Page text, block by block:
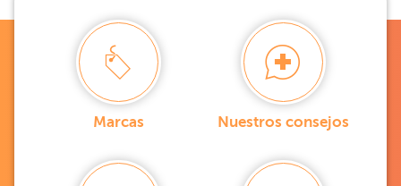
Marcas Nuestros consejos